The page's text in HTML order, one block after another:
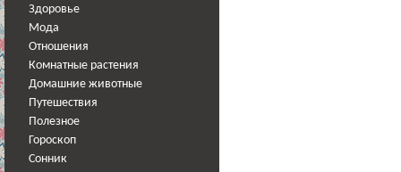
Здоровье
Мода
Отношения
Комнатные растения
Домашние животные
Путешествия
Полезное
Гороскоп
Сонник